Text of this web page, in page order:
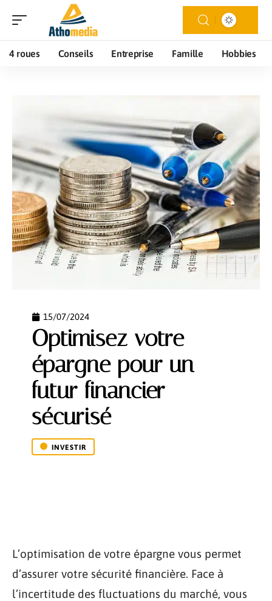
4 roues Conseils Entreprise Famille Hobbies
15/07/2024
Optimisez votre
épargne pour un
futur financier
sécurisé
INVESTIR
L’optimisation de votre épargne vous permet
d’assurer votre sécurité financière. Face à
l’incertitude des fluctuations du marché, vous